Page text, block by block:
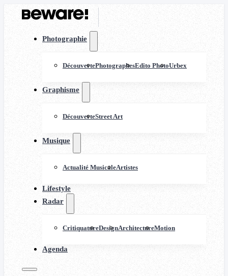
Photographie
DécouvertePhotographesEdito PhotoUrbex
Graphisme
DécouverteStreet Art
Musique
Actualité MusicaleArtistes
Lifestyle
Radar
CritiquatureDesignArchitectureMotion
Agenda